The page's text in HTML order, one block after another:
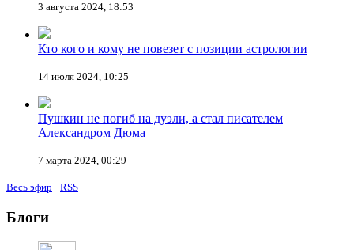
3 августа 2024, 18:53
Кто кого и кому не повезет с позиции астрологии
14 июля 2024, 10:25
Пушкин не погиб на дуэли, а стал писателем
Александром Дюма
7 марта 2024, 00:29
Весь эфир · RSS
Блоги